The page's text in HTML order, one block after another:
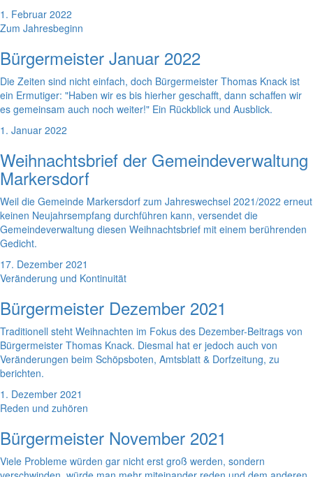
1. Februar 2022
Zum Jahresbeginn
Bürgermeister Januar 2022
Die Zeiten sind nicht einfach, doch Bürgermeister Thomas Knack ist
ein Ermutiger: "Haben wir es bis hierher geschafft, dann schaffen wir
es gemeinsam auch noch weiter!" Ein Rückblick und Ausblick.
1. Januar 2022
Weihnachtsbrief der Gemeindeverwaltung
Markersdorf
Weil die Gemeinde Markersdorf zum Jahreswechsel 2021/2022 erneut
keinen Neujahrsempfang durchführen kann, versendet die
Gemeindeverwaltung diesen Weihnachtsbrief mit einem berührenden
Gedicht.
17. Dezember 2021
Veränderung und Kontinuität
Bürgermeister Dezember 2021
Traditionell steht Weihnachten im Fokus des Dezember-Beitrags von
Bürgermeister Thomas Knack. Diesmal hat er jedoch auch von
Veränderungen beim Schöpsboten, Amtsblatt & Dorfzeitung, zu
berichten.
1. Dezember 2021
Reden und zuhören
Bürgermeister November 2021
Viele Probleme würden gar nicht erst groß werden, sondern